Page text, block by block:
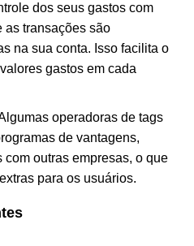
dos seus gastos com
as transações são
na sua conta. Isso facilita o
gastos em cada
operadoras de tags
de vantagens,
outras empresas, o que
para os usuários.